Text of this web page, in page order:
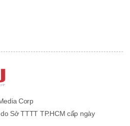
Corp
Sở TTTT TP.HCM cấp ngày